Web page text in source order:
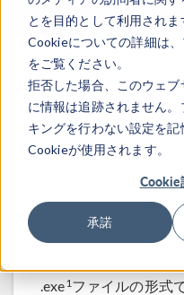
とを目的として利用され
Cookieについての詳細は
をご覧ください。
拒否した場合、このウェブ
に情報は追跡されません
キングを行わない設定を
Cookieが使用されます。
Cookie
承諾
Version 6.2.0.415,
COMSOL
COMSOL Runtime™
技術企業, 研究所, 大
のシミュレーション
ロバイダーです. 詳細
.exe1ファイルの形式